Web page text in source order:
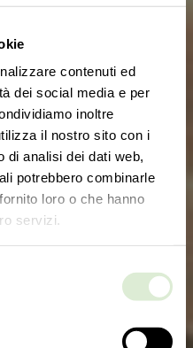
contenuti ed
dei social media e per
inoltre
il nostro sito con i
di analisi dei dati web,
potrebbero combinarle
loro o che hanno
servizi.